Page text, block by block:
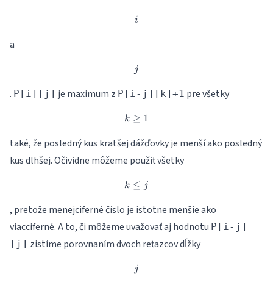
i
i
a
j
j
. P[i][j] je maximum z P[i-j][k]+1 pre všetky
k \geq 1
k ≥ 1
také, že posledný kus kratšej dážďovky je menší ako posledný
kus dlhšej. Očividne môžeme použiť všetky
k\le j
k ≤ j
, pretože menejciferné číslo je istotne menšie ako
viacciferné. A to, či môžeme uvažovať aj hodnotu P[i-j]
[j] zistíme porovnaním dvoch reťazcov dĺžky
j
j